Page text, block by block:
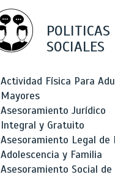
POLITICAS
SOCIALES
Actividad Física Para
Mayores
Asesoramiento Jurídico
Integral y Gratuito
Asesoramiento Legal de
Adolescencia y Familia
Asesoramiento Social de